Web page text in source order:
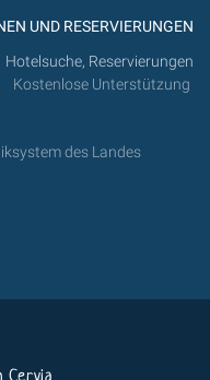
UND RESERVIERUNGEN
Hotelsuche, Reservierungen
Kostenlose Unterstützung
des Landes